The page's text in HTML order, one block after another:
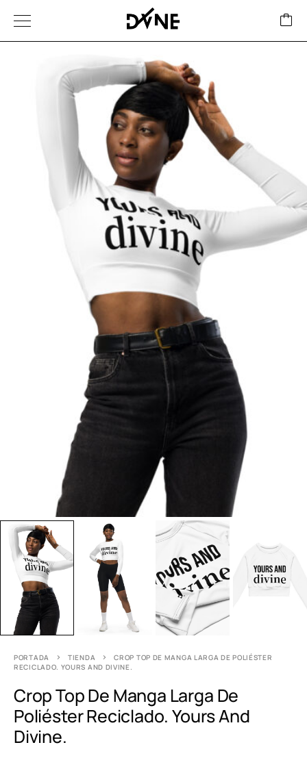
PORTADA TIENDA
CROP TOP DE MANGA LARGA DE POLIÉSTER
RECICLADO. YOURS AND DIVINE.
Crop Top De Manga Larga De
Poliéster Reciclado. Yours And
Divine.